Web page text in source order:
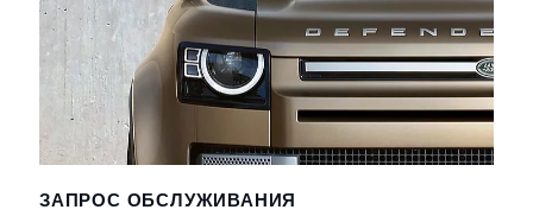
ЗАПРОС ОБСЛУЖИВАНИЯ